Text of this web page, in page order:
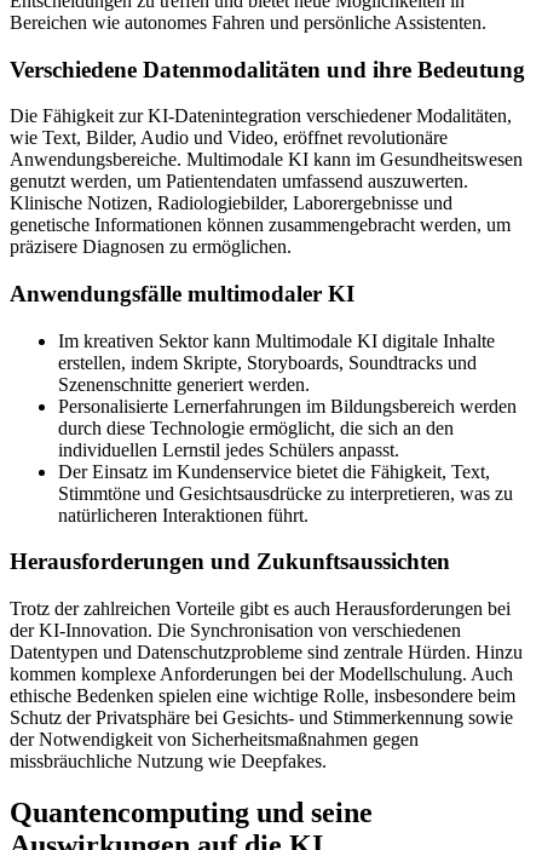
Bereichen wie autonomes Fahren und persönliche Assistenten.
Verschiedene Datenmodalitäten und ihre Bedeutung
Die Fähigkeit zur KI-Datenintegration verschiedener Modalitäten,
wie Text, Bilder, Audio und Video, eröffnet revolutionäre
Anwendungsbereiche. Multimodale KI kann im Gesundheitswesen
genutzt werden, um Patientendaten umfassend auszuwerten.
Klinische Notizen, Radiologiebilder, Laborergebnisse und
genetische Informationen können zusammengebracht werden, um
präzisere Diagnosen zu ermöglichen.
Anwendungsfälle multimodaler KI
Im kreativen Sektor kann Multimodale KI digitale Inhalte
erstellen, indem Skripte, Storyboards, Soundtracks und
Szenenschnitte generiert werden.
Personalisierte Lernerfahrungen im Bildungsbereich werden
durch diese Technologie ermöglicht, die sich an den
individuellen Lernstil jedes Schülers anpasst.
Der Einsatz im Kundenservice bietet die Fähigkeit, Text,
Stimmtöne und Gesichtsausdrücke zu interpretieren, was zu
natürlicheren Interaktionen führt.
Herausforderungen und Zukunftsaussichten
Trotz der zahlreichen Vorteile gibt es auch Herausforderungen bei
der KI-Innovation. Die Synchronisation von verschiedenen
Datentypen und Datenschutzprobleme sind zentrale Hürden. Hinzu
kommen komplexe Anforderungen bei der Modellschulung. Auch
ethische Bedenken spielen eine wichtige Rolle, insbesondere beim
Schutz der Privatsphäre bei Gesichts- und Stimmerkennung sowie
der Notwendigkeit von Sicherheitsmaßnahmen gegen
missbräuchliche Nutzung wie Deepfakes.
Quantencomputing und seine